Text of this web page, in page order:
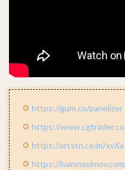
https://gum.co/panelizer
https://
https://artstn.co/m/xvXa
https://